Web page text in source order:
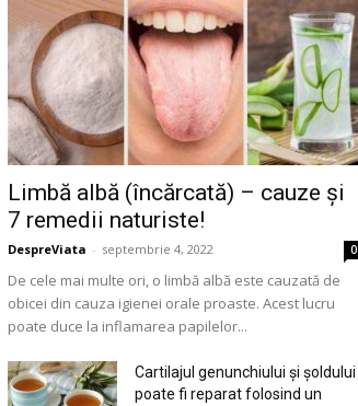
Limbă albă (încărcată) – cauze și
7 remedii naturiste!
DespreViata - septembrie 4, 2022 0
De cele mai multe ori, o limbă albă este cauzată de
obicei din cauza igienei orale proaste. Acest lucru
poate duce la inflamarea papilelor...
Cartilajul genunchiului și șoldului
poate fi reparat folosind un